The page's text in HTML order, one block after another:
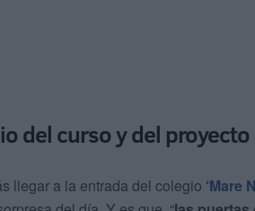
del curso y del proyecto
llegar a la entrada del colegio ‘Mare